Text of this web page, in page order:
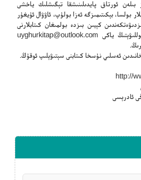
بىلەن ئورتاق پايدىلىنىشقا تېگىشلىك ياخشى
بولسا، بېكىتىمىزگە ئەزا بولۇپ، ئاۋۋال ئۇيغۇر
كېيىن بىزدە بولمىغان كىتابلارنى
ياكى uyghurkitap@outlook.com
http://
ئادرېسى